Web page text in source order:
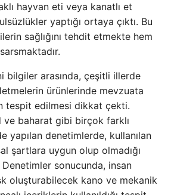
hayvan eti veya kanatlı et
yaptığı ortaya çıktı. Bu
sağlığını tehdit etmekte hem
bilgiler arasında, çeşitli illerde
ürünlerinde mevzuata
tespit edilmesi dikkat çekti.
ve baharat gibi birçok farklı
yapılan denetimlerde, kullanılan
şartlara uygun olup olmadığı
sonucunda, insan
oluşturabilecek kano ve mekanik